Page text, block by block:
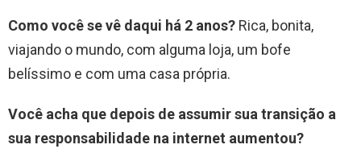
Como você se vê daqui há 2 anos? Rica, bonita,
viajando o mundo, com alguma loja, um bofe
belíssimo e com uma casa própria.
Você acha que depois de assumir sua transição a
sua responsabilidade na internet aumentou?